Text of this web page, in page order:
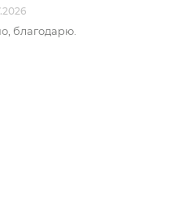
благодарю.